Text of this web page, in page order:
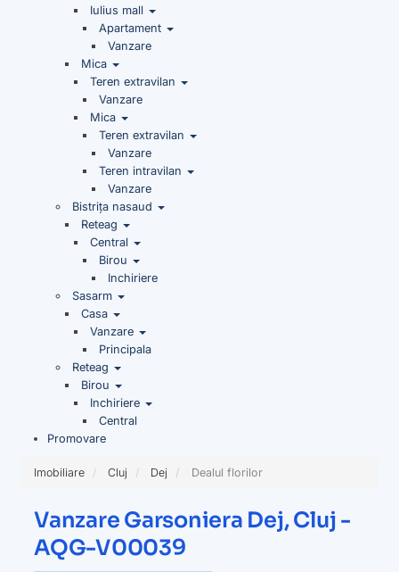
Iulius mall
Apartament
Vanzare
Mica
Teren extravilan
Vanzare
Mica
Teren extravilan
Vanzare
Teren intravilan
Vanzare
Bistrița nasaud
Reteag
Central
Birou
Inchiriere
Sasarm
Casa
Vanzare
Principala
Reteag
Birou
Inchiriere
Central
Promovare
Imobiliare Cluj Dej Dealul florilor
Vanzare Garsoniera Dej, Cluj -
AQG-V00039